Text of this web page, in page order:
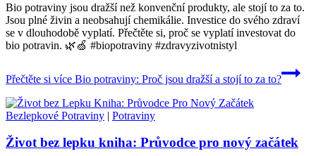
Bio potraviny jsou dražší než konvenční produkty, ale stojí to za to.
Jsou plné živin a neobsahují chemikálie. Investice do svého zdraví
se v dlouhodobě vyplatí. Přečtěte si, proč se vyplatí investovat do
bio potravin. 🌿🍏 #biopotraviny #zdravyzivotni­styl
Přečtěte si více Bio potraviny: Proč jsou dražší a stojí to za to?
Bezlepkové Potraviny | Potraviny
Život bez lepku kniha: Průvodce pro nový začátek